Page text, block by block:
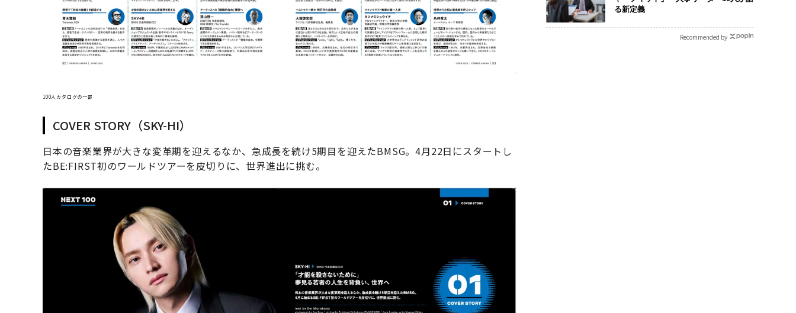
100人カタログの一部
COVER STORY（SKY-HI）
日本の音楽業界が大きな変革期を迎えるなか、急成長を続け5期目を迎えたBMSG。4月22日にスタートし
たBE:FIRST初のワールドツアーを皮切りに、世界進出に挑む。
る新定義
Recommended by